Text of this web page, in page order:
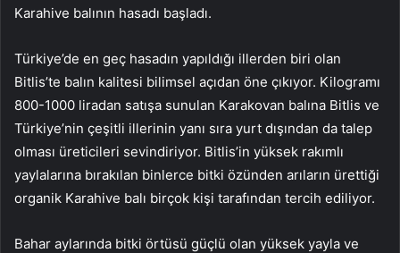
Karahive balının hasadı başladı.
Türkiye’de en geç hasadın yapıldığı illerden biri olan
Bitlis’te balın kalitesi bilimsel açıdan öne çıkıyor. Kilogramı
800-1000 liradan satışa sunulan Karakovan balına Bitlis ve
Türkiye’nin çeşitli illerinin yanı sıra yurt dışından da talep
olması üreticileri sevindiriyor. Bitlis’in yüksek rakımlı
yaylalarına bırakılan binlerce bitki özünden arıların ürettiği
organik Karahive balı birçok kişi tarafından tercih ediliyor.
Bahar aylarında bitki örtüsü güçlü olan yüksek yayla ve